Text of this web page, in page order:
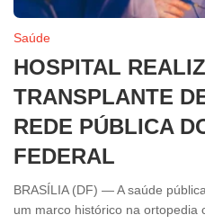
Saúde
HOSPITAL
TRANSPLANTE
REDE PÚBLICA
FEDERAL
BRASÍLIA (DF) — A saúde
um marco histórico na ortopedia